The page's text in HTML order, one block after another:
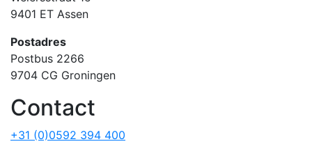
9401 ET Assen
Postadres
Postbus 2266
9704 CG Groningen
Contact
+31 (0)0592 394 400